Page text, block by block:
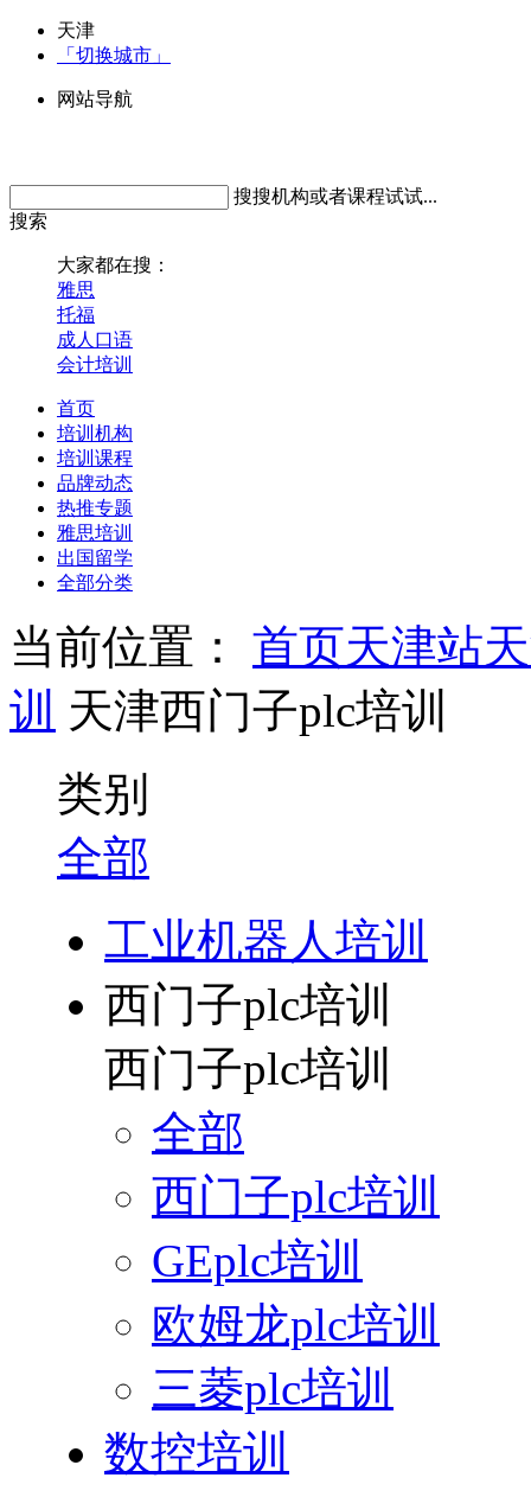
天津
「切换城市」
网站导航
搜搜机构或者课程试试...
搜索
大家都在搜：
雅思
托福
成人口语
会计培训
首页
培训机构
培训课程
品牌动态
热推专题
雅思培训
出国留学
全部分类
当前位置： 首页天津站
训 天津西门子plc培训
类别
全部
工业机器人培训
西门子plc培训
西门子plc培训
全部
西门子plc培训
GEplc培训
欧姆龙plc培训
三菱plc培训
数控培训